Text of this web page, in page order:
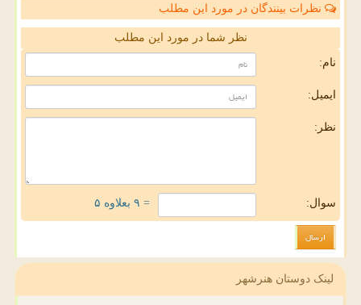
نظرات بینندگان در مورد این مطلب
نظر شما در مورد این مطلب
نام:
ایمیل:
نظر:
سوال: = ۹ بعلاوه ۵
لینک دوستان هنرشهر